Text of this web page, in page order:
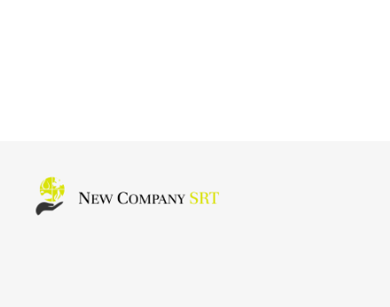
Home page